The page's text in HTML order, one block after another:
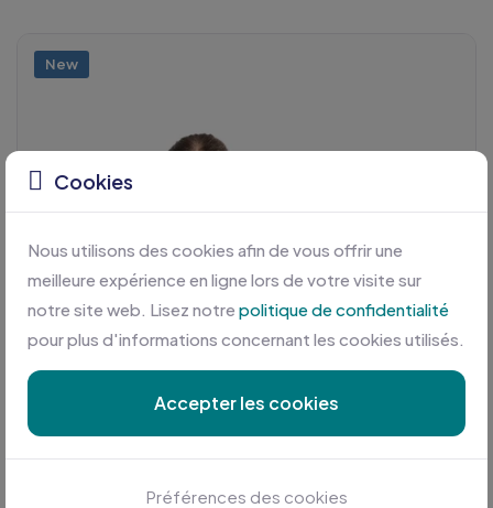
New
Cookies
Nous utilisons des cookies afin de vous offrir une
meilleure expérience en ligne lors de votre visite sur
notre site web. Lisez notre politique de confidentialité
pour plus d'informations concernant les cookies utilisés.
Accepter les cookies
Préférences des cookies